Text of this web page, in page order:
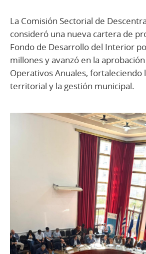
La Comisión Sectorial de
consideró una nueva cartera de
Fondo de Desarrollo del Interior
millones y avanzó en la
Operativos Anuales, fortaleciendo
territorial y la gestión municipal.